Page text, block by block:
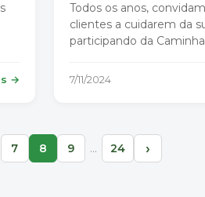
→
Todos os anos,
clientes a cuidarem da
participando da
7/11/2024
7 8 9 … 24 ›